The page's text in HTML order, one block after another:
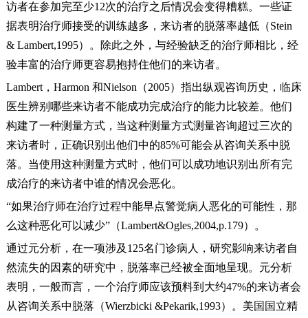
访者在参加完至少12次的治疗之后情况会变得糟糕。一些证
据表明治疗师接受的训练越多，来访者的脱落率越低（Stein
& Lambert,1995）。除此之外，与经验缺乏的治疗师相比，经
验丰富的治疗师更容易抱持住他们的来访者。
Lambert，Harmon 和Nielson（2005）指出纵观咨询历史，临床
医生辨别哪些来访者不能成功完成治疗的能力比较差。他们
构建了一种测量方式，当这种测量方式测量咨询超过三次的
来访者时，正确识别出他们中的85%可能会从咨询关系中脱
落。当使用这种测量方式时，他们可以成功地识别出所有完
成治疗的来访者中谁的情况会恶化。
“如果治疗师在治疗过程中能早点警觉病人恶化的可能性，那
么这种恶化可以减少”（Lambert&Ogles,2004,p.179）。
通过元分析，在一项涉及125名门诊病人，研究影响来访者自
然流失的因素的研究中，脱落率已经被全面地呈现。元分析
表明，一般而言，一个治疗师应该预料到大约47%的来访者会
从咨询关系中脱落（Wierzbicki &Pekarik,1993）。美国国立精